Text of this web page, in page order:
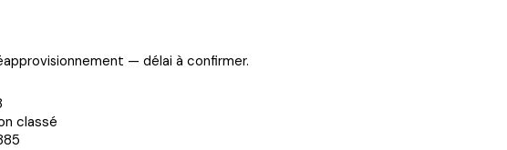
— délai à confirmer.
classé